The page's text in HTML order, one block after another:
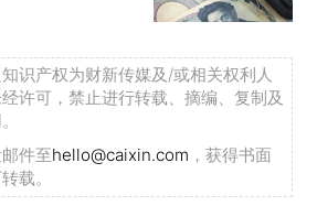
识产权为财新传媒及/或相关权利人
许可，禁止进行转载、摘编、复制及
件至hello@caixin.com ，获得书面
载。